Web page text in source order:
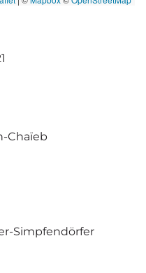
Chaïeb
Simpfendörfer